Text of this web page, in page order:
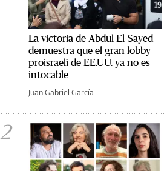
La victoria de Abdul El-Sayed
demuestra que el gran lobby
proisraelí de EE.UU. ya no es
intocable
Juan Gabriel García
2